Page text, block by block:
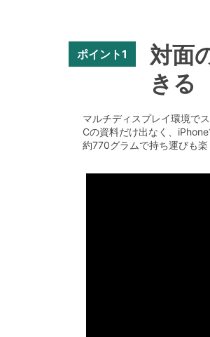
ポイント1
対面
きる
マルチディスプレイ環境で
Cの資料だけ出なく、
約770グラムで持ち運びも楽